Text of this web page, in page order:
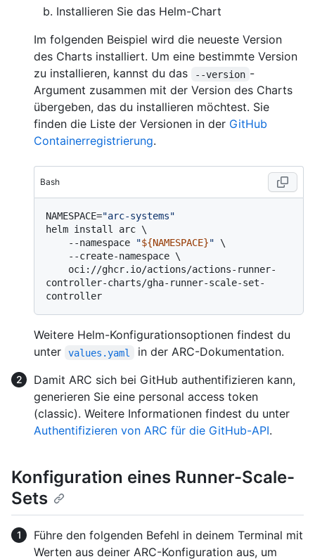
Installieren Sie das Helm-Chart
Im folgenden Beispiel wird die neueste Version
des Charts installiert. Um eine bestimmte Version
zu installieren, kannst du das
--version -
Argument zusammen mit der Version des Charts
übergeben, das du installieren möchtest. Sie
finden die Liste der Versionen in der GitHub
Containerregistrierung.
Bash
NAMESPACE="arc-systems"
helm install arc \
    --namespace
"${NAMESPACE}" \
controller-charts/gha-runner-scale-set-
Weitere Helm-Konfigurationsoptionen findest du
unter
values.yaml
in der ARC-Dokumentation.
Damit ARC sich bei GitHub authentifizieren kann,
generieren Sie eine personal access token
(classic). Weitere Informationen findest du unter
Authentifizieren von ARC für die GitHub-API.
Konfiguration eines Runner-Scale-
Sets
Führe den folgenden Befehl in deinem Terminal mit
Werten aus deiner ARC-Konfiguration aus, um